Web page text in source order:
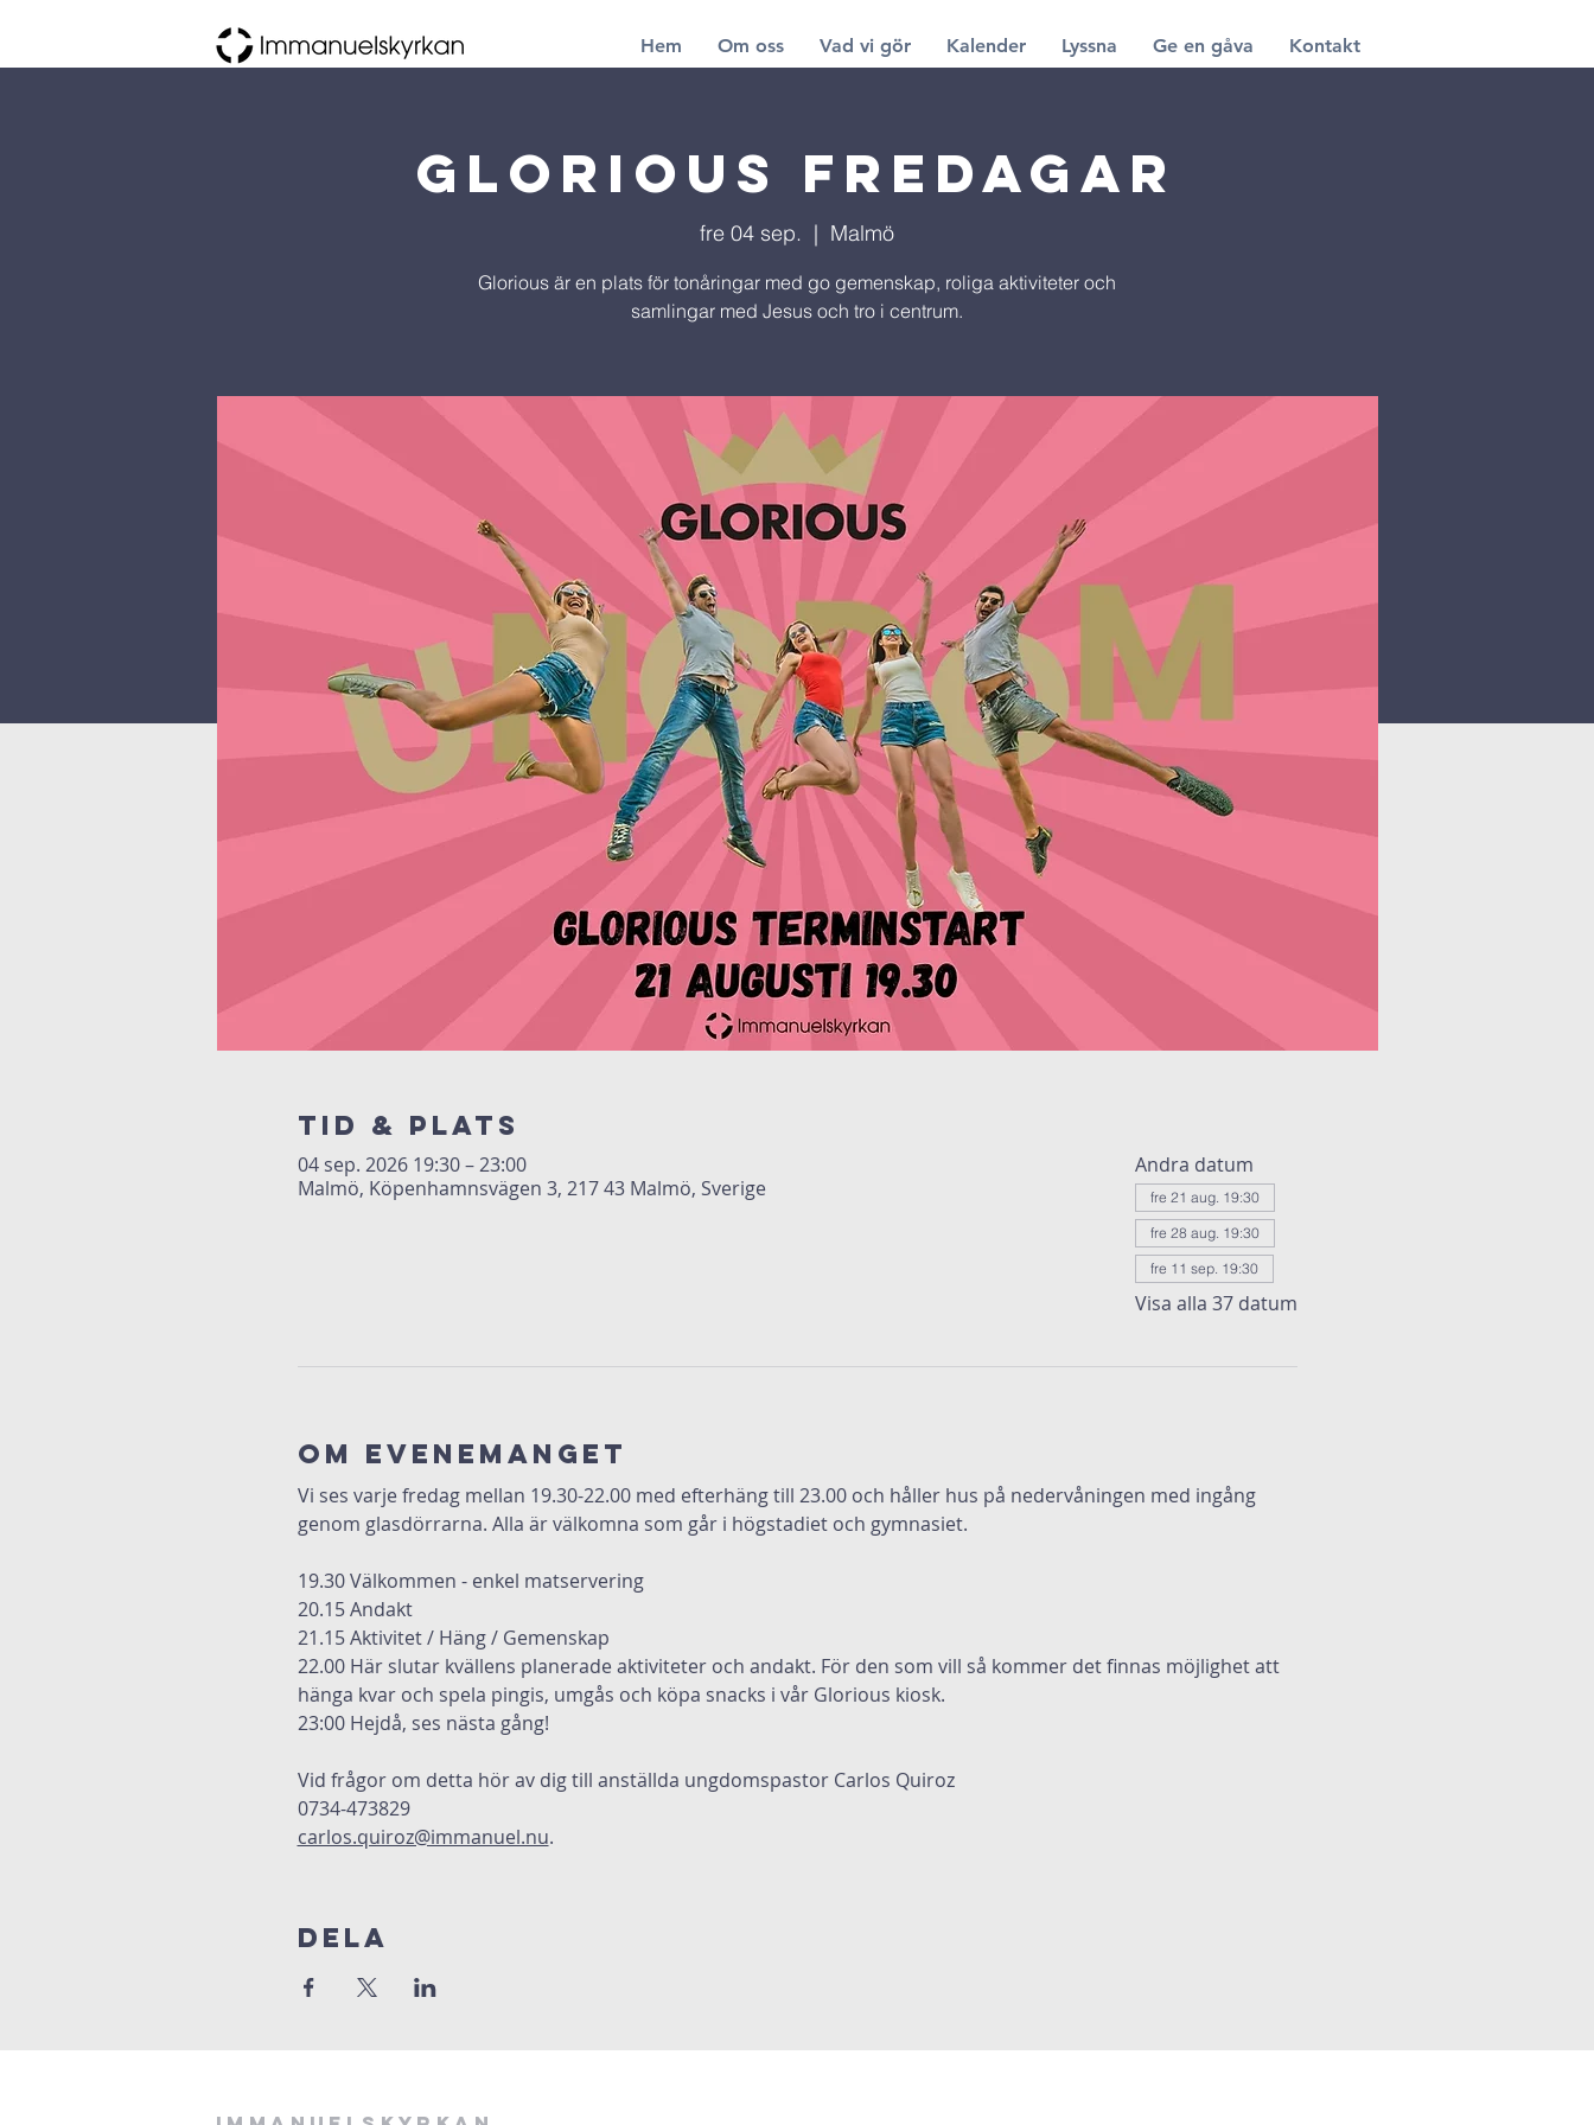
Hem Om oss Vad vi gör Kalender Lyssna Ge en gåva Kontakt
Glorious Fredagar
fre 04 sep.
  |
Malmö
Glorious är en plats för tonåringar med go gemenskap, roliga aktiviteter och
samlingar med Jesus och tro i centrum.
Tid & Plats
04 sep. 2026 19:30 – 23:00
Malmö, Köpenhamnsvägen 3, 217 43 Malmö, Sverige
Andra datum
fre 21 aug. 19:30
fre 28 aug. 19:30
fre 11 sep. 19:30
Visa alla 37 datum
Om evenemanget
Vi ses varje fredag mellan 19.30-22.00 med efterhäng till 23.00 och håller hus på nedervåningen med ingång
genom glasdörrarna. Alla är välkomna som går i högstadiet och gymnasiet.
19.30 Välkommen - enkel matservering
20.15 Andakt
21.15 Aktivitet / Häng / Gemenskap
22.00 Här slutar kvällens planerade aktiviteter och andakt. För den som vill så kommer det finnas möjlighet att
hänga kvar och spela pingis, umgås och köpa snacks i vår Glorious kiosk.
23:00 Hejdå, ses nästa gång!
Vid frågor om detta hör av dig till anställda ungdomspastor Carlos Quiroz
0734-473829
carlos.quiroz@immanuel.nu.
Dela